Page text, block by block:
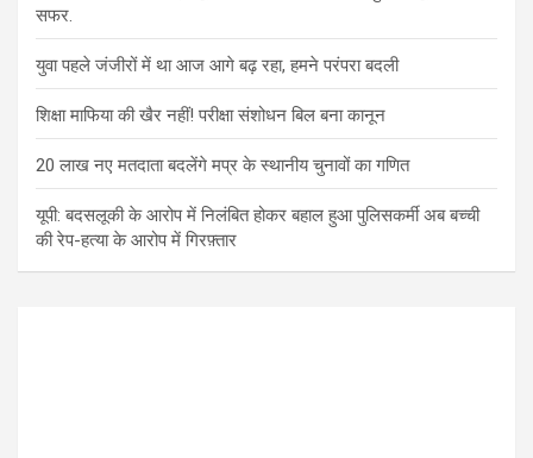
सफर.
युवा पहले जंजीरों में था आज आगे बढ़ रहा, हमने परंपरा बदली
शिक्षा माफिया की खैर नहीं! परीक्षा संशोधन बिल बना कानून
20 लाख नए मतदाता बदलेंगे मप्र के स्थानीय चुनावों का गणित
यूपी: बदसलूकी के आरोप में निलंबित होकर बहाल हुआ पुलिसकर्मी अब बच्ची
की रेप-हत्या के आरोप में गिरफ़्तार